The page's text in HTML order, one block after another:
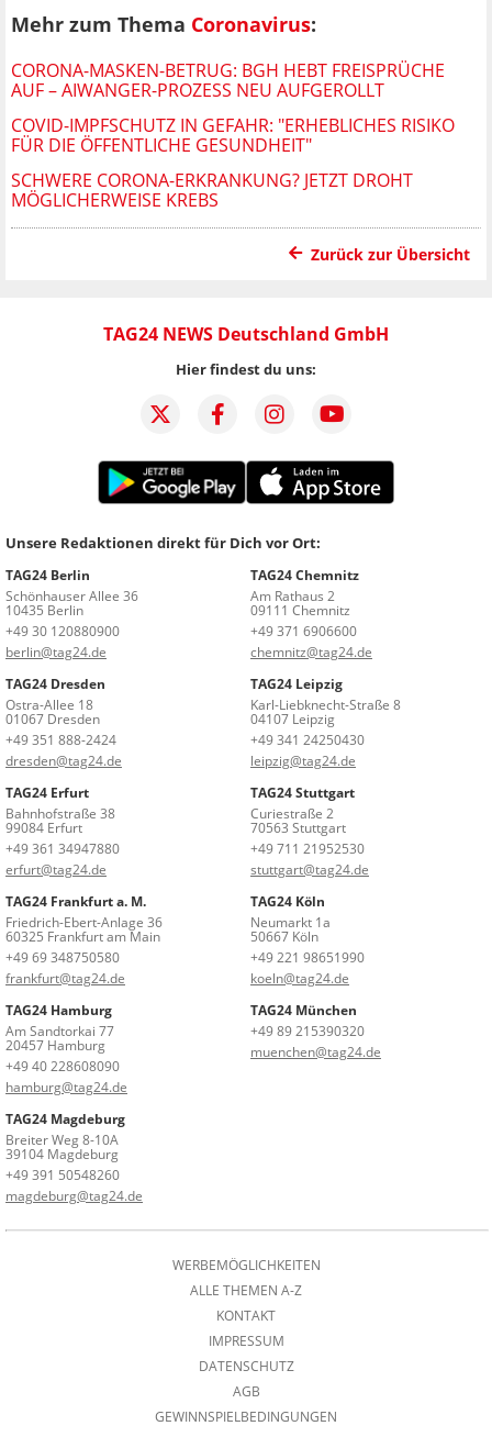
Mehr zum Thema Coronavirus:
CORONA-MASKEN-BETRUG: BGH HEBT FREISPRÜCHE
AUF – AIWANGER-PROZESS NEU AUFGEROLLT
COVID-IMPFSCHUTZ IN GEFAHR: "ERHEBLICHES RISIKO
FÜR DIE ÖFFENTLICHE GESUNDHEIT"
SCHWERE CORONA-ERKRANKUNG? JETZT DROHT
MÖGLICHERWEISE KREBS
Zurück zur Übersicht
TAG24 NEWS Deutschland GmbH
Hier findest du uns:
Unsere Redaktionen direkt für Dich vor Ort:
TAG24 Berlin
Schönhauser Allee 36
10435 Berlin
+49 30 120880900
berlin@tag24.de
TAG24 Chemnitz
Am Rathaus 2
09111 Chemnitz
+49 371 6906600
chemnitz@tag24.de
TAG24 Dresden
Ostra-Allee 18
01067 Dresden
+49 351 888-2424
dresden@tag24.de
TAG24 Leipzig
Karl-Liebknecht-Straße 8
04107 Leipzig
+49 341 24250430
leipzig@tag24.de
TAG24 Erfurt
Bahnhofstraße 38
99084 Erfurt
+49 361 34947880
erfurt@tag24.de
TAG24 Stuttgart
Curiestraße 2
70563 Stuttgart
+49 711 21952530
stuttgart@tag24.de
TAG24 Frankfurt a. M.
Friedrich-Ebert-Anlage 36
60325 Frankfurt am Main
+49 69 348750580
frankfurt@tag24.de
TAG24 Köln
Neumarkt 1a
50667 Köln
+49 221 98651990
koeln@tag24.de
TAG24 Hamburg
Am Sandtorkai 77
20457 Hamburg
+49 40 228608090
hamburg@tag24.de
TAG24 München
+49 89 215390320
muenchen@tag24.de
TAG24 Magdeburg
Breiter Weg 8-10A
39104 Magdeburg
+49 391 50548260
magdeburg@tag24.de
WERBEMÖGLICHKEITEN
ALLE THEMEN A-Z
KONTAKT
IMPRESSUM
DATENSCHUTZ
AGB
GEWINNSPIELBEDINGUNGEN